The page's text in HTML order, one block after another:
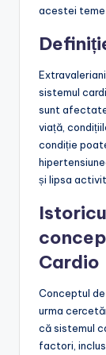
acestei teme
sistemul
sunt
viață,
condiție
și lipsa
Cardio
Conceptul
urma
că sistemul
factori,